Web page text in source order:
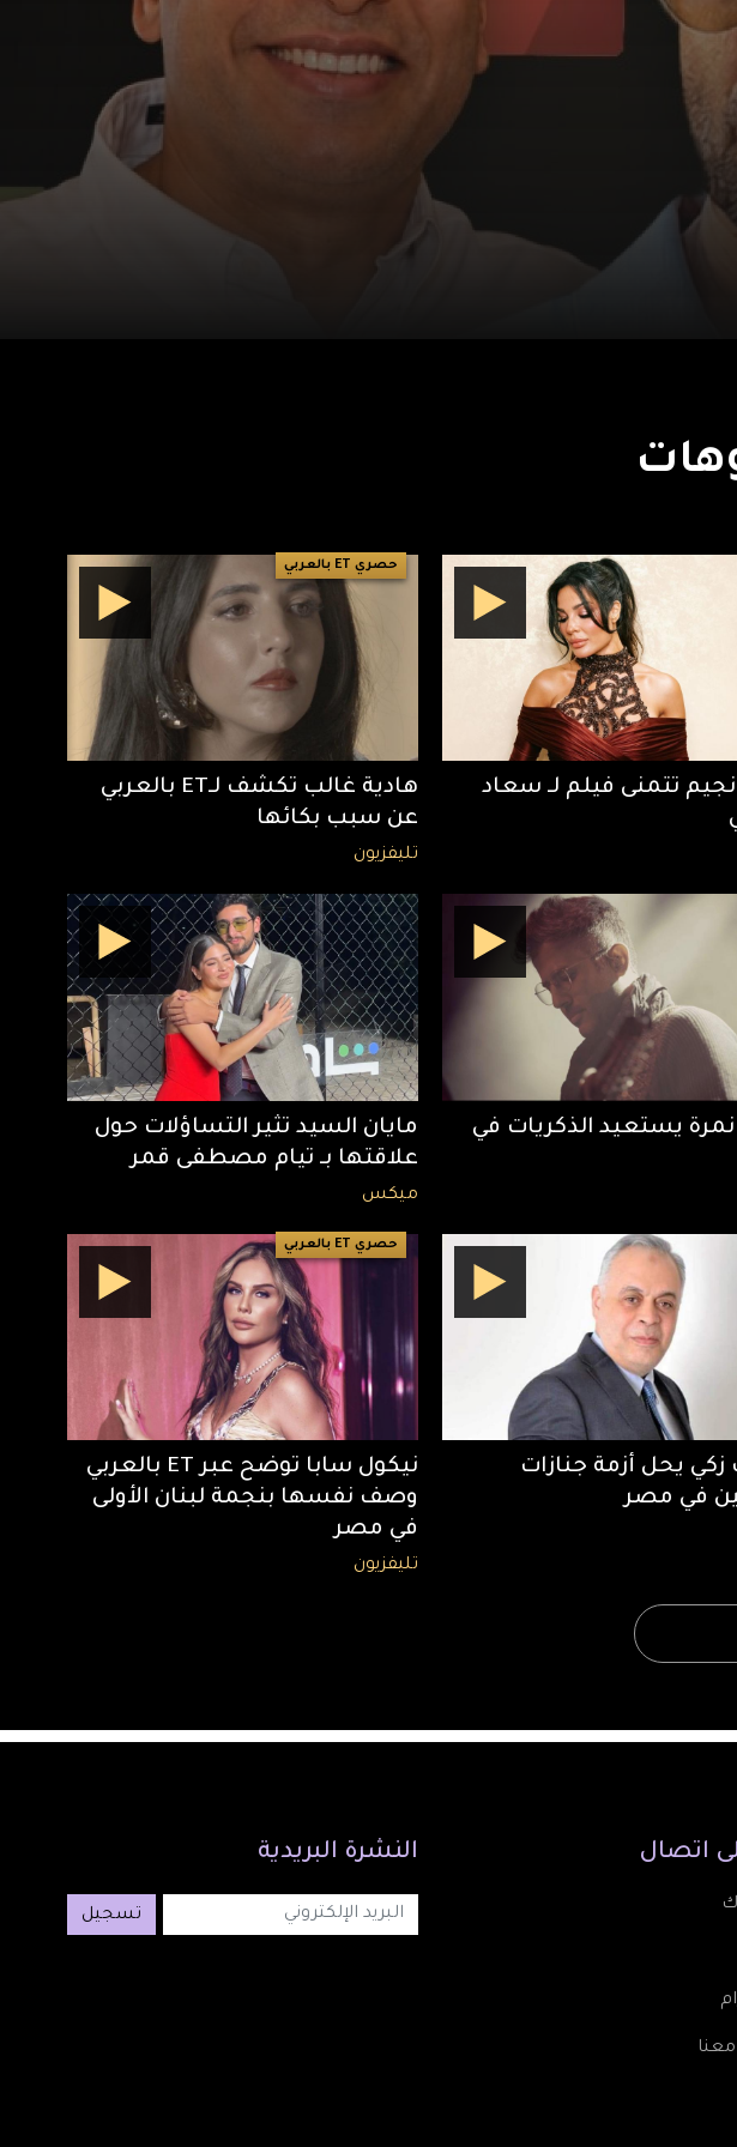
نجيم تتمنى فيلم لـ سعاد
حصري ET بالعربي
هادية غالب تكشف لـET بالعربي
عن سبب بكائها
تليفزيون
يستعيد الذكريات في
مايان السيد تثير التساؤلات حول
علاقتها بـ تيام مصطفى قمر
ميكس
يحل أزمة جنازات
في مصر
حصري ET بالعربي
نيكول سابا توضح عبر ET بالعربي
وصف نفسها بنجمة لبنان الأولى
في مصر
تليفزيون
اتصال النشرة البريدية
تسجيل